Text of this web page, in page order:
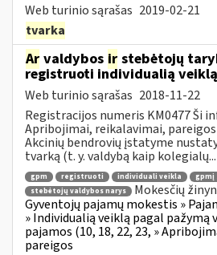
Web turinio sąrašas 2019-02-21
tvarka
Ar valdybos ir stebėtojų
registruoti individualią
Web turinio sąrašas 2018-11-22
Registracijos numeris KM0477 Ši
Apribojimai, reikalavimai,
Akcinių bendrovių įstatyme
tvarką (t. y. valdybą kaip kolegialų...
gpm registruoti individuali veikla gpmį
stebėtojų valdybos narys
Mokesčių
Gyventojų pajamų mokestis »
» Individualią veiklą pagal pažymą
pajamos (10, 18, 22, 23, »
pareigos